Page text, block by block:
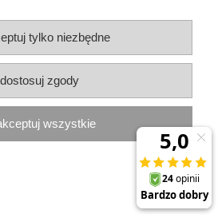
Shoper.pl
tylko niezbędne
dostosuj zgody
wszystkie